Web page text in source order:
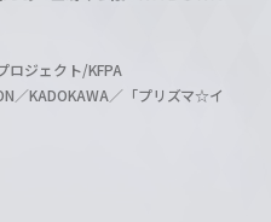
ジェクト/KFPA
／KADOKAWA／「プリズマ☆イ